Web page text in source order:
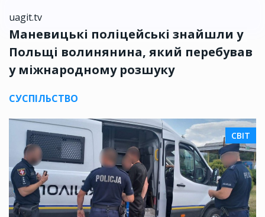
uagit.tv
Маневицькі поліцейські знайшли у
Польщі волинянина, який перебував
у міжнародному розшуку
СУСПІЛЬСТВО
СВІТ